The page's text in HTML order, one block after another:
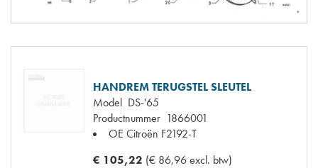
HANDREM TERUGSTEL SLEUTEL
Model DS-'65
Productnummer 1866001
OE Citroën F2192-T
€ 105,22 (€ 86,96 excl. btw)